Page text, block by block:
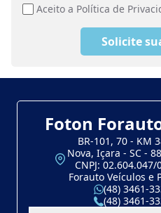
Aceito a Política de
Solicite
Foton
BR-101, 70 - KM
Nova, Içara - SC -
CNPJ: 02.604.047/
Forauto Veículos e
(48) 3461-
(48) 3461-